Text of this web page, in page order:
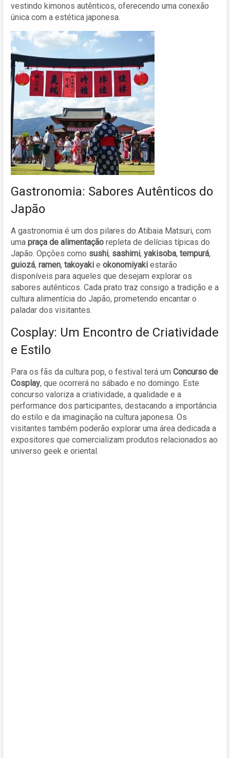
vestindo kimonos autênticos, oferecendo uma conexão
única com a estética japonesa.
Gastronomia: Sabores Autênticos do
Japão
A gastronomia é um dos pilares do Atibaia Matsuri, com
uma praça de alimentação repleta de delícias típicas do
Japão. Opções como sushi, sashimi, yakisoba, tempurá,
guiozá, ramen, takoyaki e okonomiyaki estarão
disponíveis para aqueles que desejam explorar os
sabores autênticos. Cada prato traz consigo a tradição e a
cultura alimentícia do Japão, prometendo encantar o
paladar dos visitantes.
Cosplay: Um Encontro de Criatividade
e Estilo
Para os fãs da cultura pop, o festival terá um Concurso de
Cosplay, que ocorrerá no sábado e no domingo. Este
concurso valoriza a criatividade, a qualidade e a
performance dos participantes, destacando a importância
do estilo e da imaginação na cultura japonesa. Os
visitantes também poderão explorar uma área dedicada a
expositores que comercializam produtos relacionados ao
universo geek e oriental.